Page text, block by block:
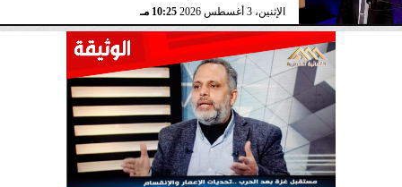
الإثنين، 3 أغسطس 2026 10:25 مـ